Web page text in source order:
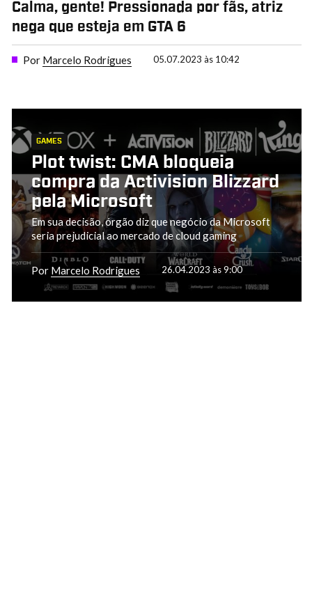
Calma, gente! Pressionada por fãs, atriz
nega que esteja em GTA 6
Por Marcelo Rodrigues 05.07.2023 às 10:42
GAMES
Plot twist: CMA bloqueia
compra da Activision Blizzard
pela Microsoft
Em sua decisão, órgão diz que negócio da Microsoft
seria prejudicial ao mercado de cloud gaming
Por Marcelo Rodrigues 26.04.2023 às 9:00